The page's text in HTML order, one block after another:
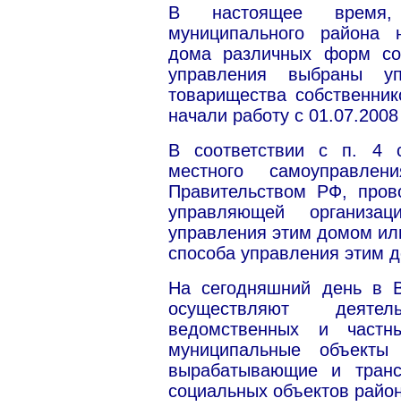
В настоящее время,
муниципального района
дома различных форм
управления выбраны
товарищества
начали работу с
В соответствии с п. 4
местного
Правительством РФ,
управляющей
управления этим домом
способа управления этим
На сегодняшний день в
осуществляют
ведомственных и
муниципальные объекты
вырабатывающие и
социальных объектов